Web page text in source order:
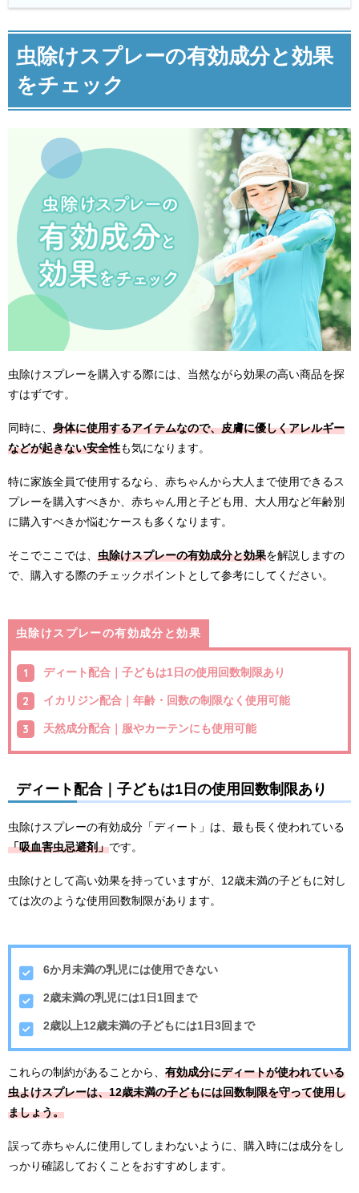
虫除けスプレーの有効成分と効果
をチェック
虫除けスプレーを購入する際には、当然ながら効果の高い商品を探
すはずです。
同時に、 身体に使用するアイテムなので、皮膚に優しくアレルギー
などが起きない安全性も気になります。
特に家族全員で使用するなら、赤ちゃんから大人まで使用できるス
プレーを購入すべきか、赤ちゃん用と子ども用、大人用など年齢別
に購入すべきか悩むケースも多くなります。
そこでここでは、 虫除けスプレーの有効成分と効果を解説しますの
で、購入する際のチェックポイントとして参考にしてください。
虫除けスプレーの有効成分と効果
ディート配合｜子どもは1日の使用回数制限あり
イカリジン配合｜年齢・回数の制限なく使用可能
天然成分配合｜服やカーテンにも使用可能
ディート配合｜子どもは1日の使用回数制限あり
虫除けスプレーの有効成分「ディート」は、最も長く使われている
「吸血害虫忌避剤」です。
虫除けとして高い効果を持っていますが、12歳未満の子どもに対し
ては次のような使用回数制限があります。
6か月未満の乳児には使用できない
2歳未満の乳児には1日 1回まで
2歳以上12歳未満の子どもには1日3回まで
これらの制約があることから、 有効成分にディートが使われている
虫よけスプレーは、12歳未満の子どもには回数制限を守って使用し
ましょう。
誤って赤ちゃんに使用してしまわないように、購入時には成分をし
っかり確認しておくことをおすすめします。